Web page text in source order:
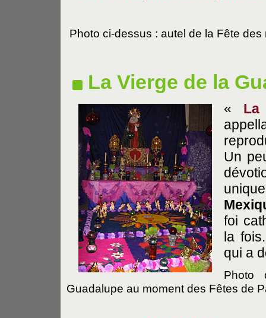
Photo ci-dessus : autel de la Fête
La Vierge de la
«
Un
foi
la
qui a
Photo
Guadalupe au moment des Fêtes de